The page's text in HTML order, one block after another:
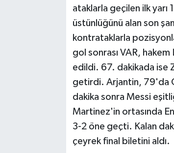
ataklarla geçilen ilk yarı
üstünlüğünü alan son
kontrataklarla
gol sonrası VAR,
edildi. 67. dakikada ise
getirdi. Arjantin, 79'da
dakika sonra Messi
Martinez'in ortasında
3-2 öne geçti. Kalan
çeyrek final biletini aldı.